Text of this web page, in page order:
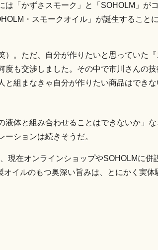
は「かずさスモーク」と「SOHOLM」が
・スモークオイル」が誕生すること
）。ただ、自分が作りたいと思っていた
度も交渉しました。その中で市川さんの
組まなきゃ自分が作りたい商品はできな
体と組み合わせることはできないか」な
ションは続きそうだ。
現在オンラインショップやSOHOLMに併
イルのもつ奥深い旨みは、とにかく実体